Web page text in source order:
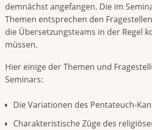
demnächst angefangen. Die im
Themen entsprechen den
die Übersetzungsteams in der Regel
müssen.
Hier einige der Themen und
Seminars:
Die Variationen des Pentateuch-
Charakteristische Züge des